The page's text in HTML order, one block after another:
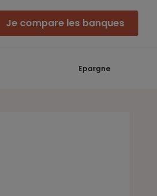
Je compare les banques
Epargne